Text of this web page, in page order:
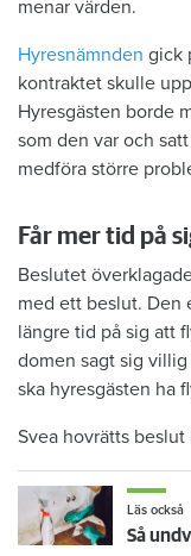
menar värden.
Hyresnämnden gick
kontraktet skulle
Hyresgästen borde
som den var och
medföra större
Får mer tid på
Beslutet
med ett beslut. Den
längre tid på sig att
domen sagt sig
ska hyresgästen ha
Svea hovrätts
Läs också